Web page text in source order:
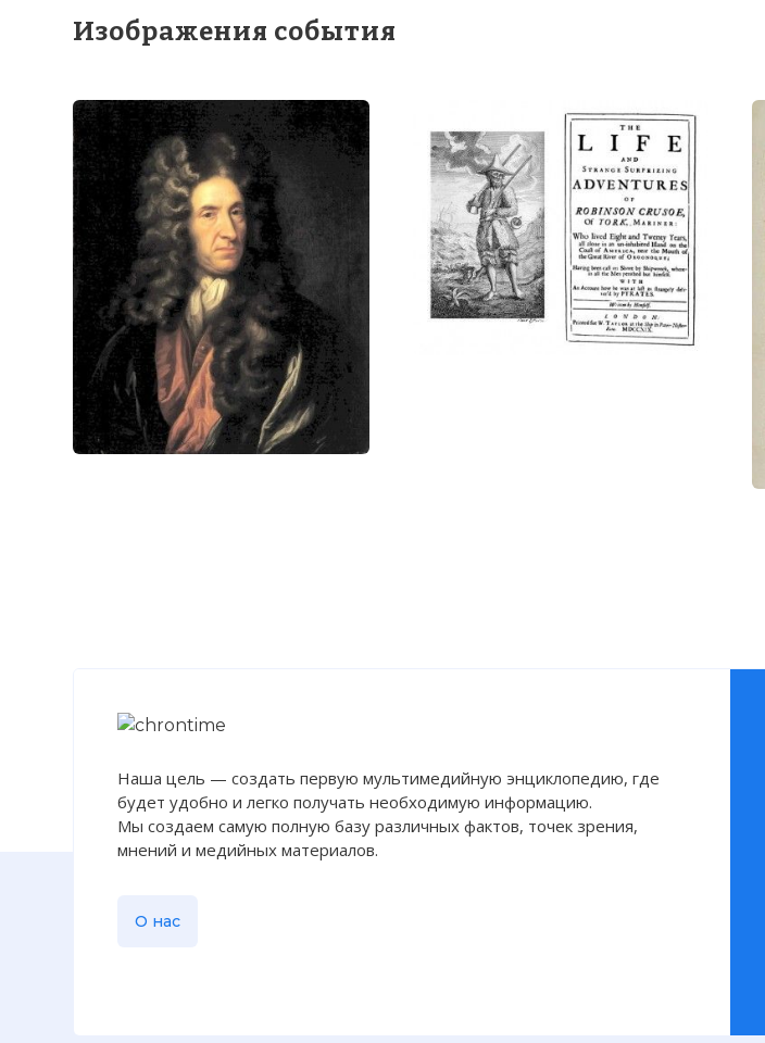
Изображения события
Наша цель — создать первую мультимедийную энциклопедию, где
будет удобно и легко получать необходимую информацию.
Мы создаем самую полную базу различных фактов, точек зрения,
мнений и медийных материалов.
О нас